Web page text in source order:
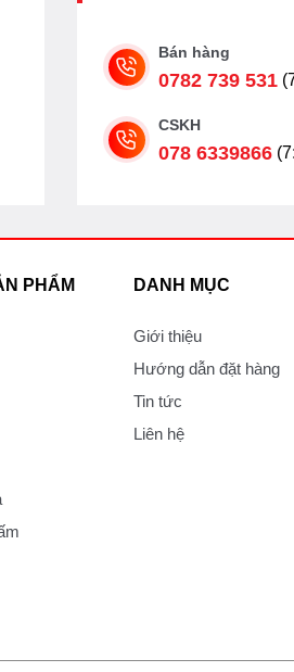
Bán hàng
0782 739 531
CSKH
078 6339866
PHẨM DANH MỤC
Giới thiệu
Hướng dẫn đặt hàng
Tin tức
Liên hệ